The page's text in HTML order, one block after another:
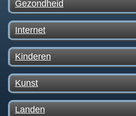
Gezondheid
Internet
Kinderen
Kunst
Landen